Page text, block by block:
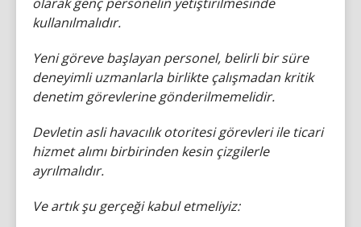
kullanılmalıdır.
Yeni göreve başlayan personel, belirli bir süre
deneyimli uzmanlarla birlikte çalışmadan kritik
denetim görevlerine gönderilmemelidir.
Devletin asli havacılık otoritesi görevleri ile ticari
hizmet alımı birbirinden kesin çizgilerle
ayrılmalıdır.
Ve artık şu gerçeği kabul etmeliyiz: